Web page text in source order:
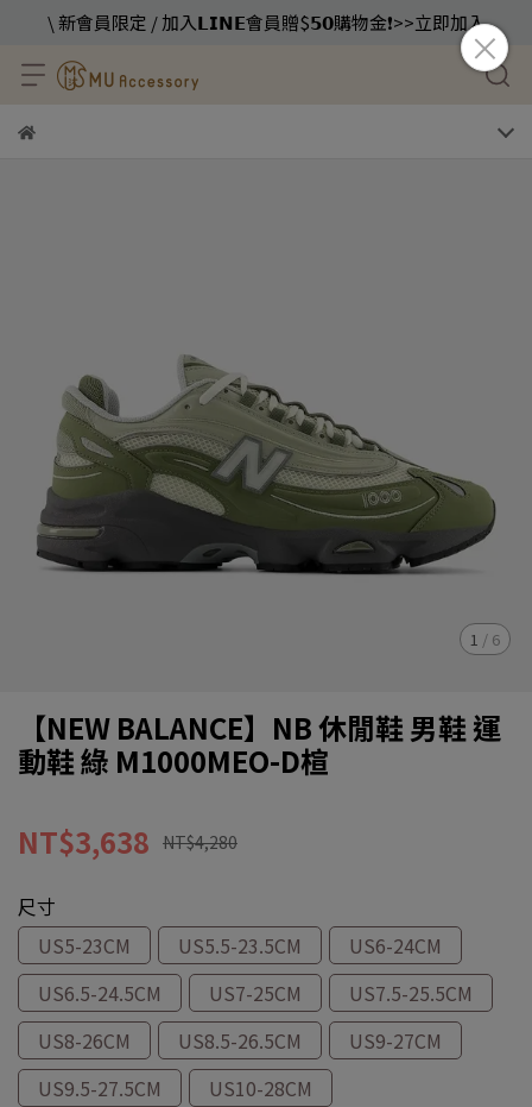
\ 新會員限定 / 加入𝗟𝗜𝗡𝗘會員贈$𝟱𝟬購物金❗️>>立即加入
1 / 6
【NEW BALANCE】NB 休閒鞋 男鞋 運
動鞋 綠 M1000MEO-D楦
NT$3,638 NT$4,280
尺寸
US5-23CM
US5.5-23.5CM
US6-24CM
US6.5-24.5CM
US7-25CM
US7.5-25.5CM
US8-26CM
US8.5-26.5CM
US9-27CM
US9.5-27.5CM
US10-28CM